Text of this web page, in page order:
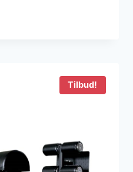
Tilbud!